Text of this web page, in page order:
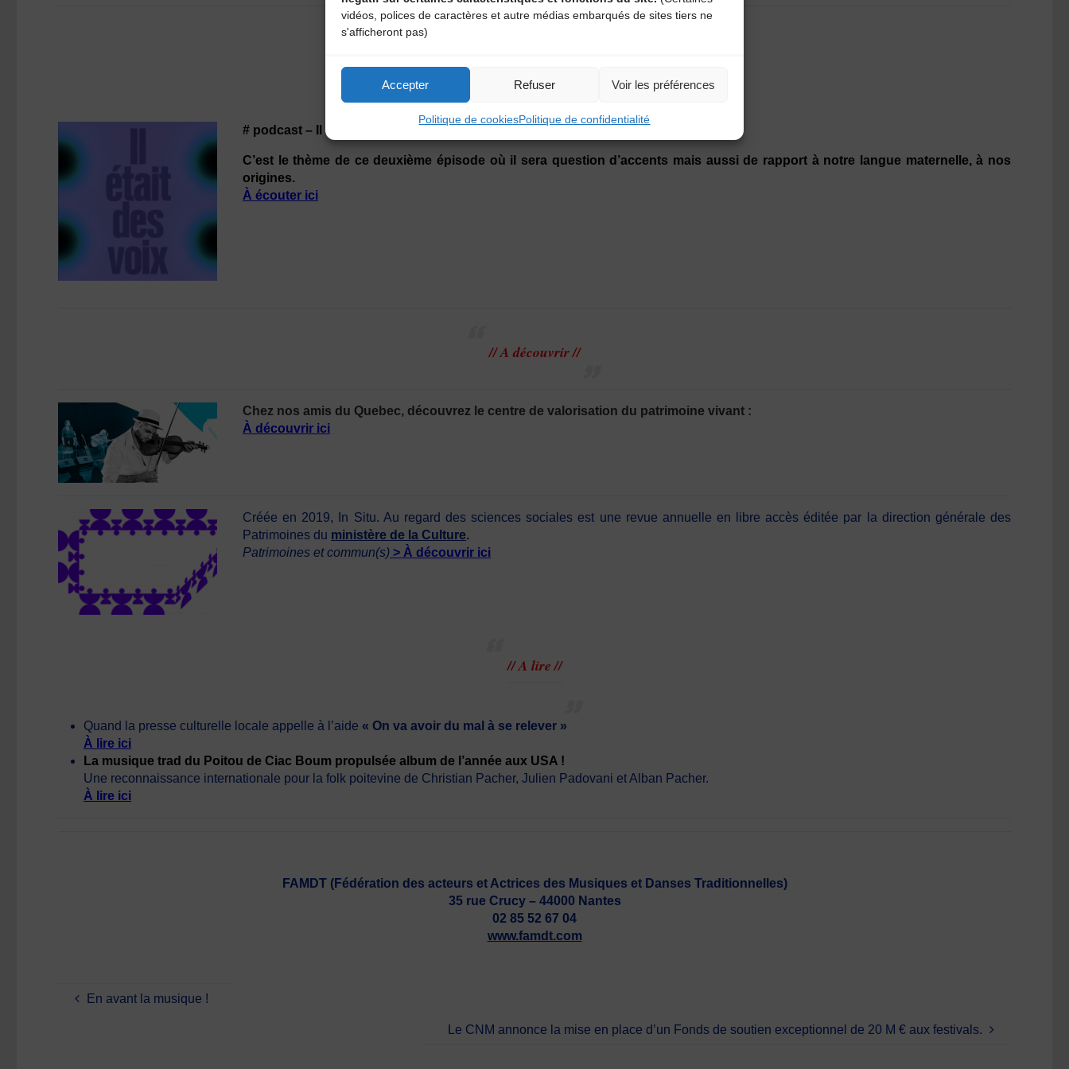
vidéos, polices de caractères et autre médias embarqués de sites tiers ne
s'afficheront pas)
Accepter Refuser Voir les préférences
Politique de cookiesPolitique de confidentialité
# podcast – Il était des voix – Voix d’ici et d’ailleurs –
C’est le thème de ce deuxième épisode où il sera question d’accents mais aussi de rapport à notre langue maternelle, à nos
origines.
À écouter ici
// A découvrir //
Chez nos amis du Quebec, découvrez le centre de valorisation du patrimoine vivant :
À découvrir ici
Créée en 2019, In Situ. Au regard des sciences sociales est une revue annuelle en libre accès éditée par la direction générale des
Patrimoines du ministère de la Culture.
Patrimoines et commun(s) > À découvrir ici
// A lire //
Quand la presse culturelle locale appelle à l’aide « On va avoir du mal à se relever »
À lire ici
La musique trad du Poitou de Ciac Boum propulsée album de l’année aux USA !
Une reconnaissance internationale pour la folk poitevine de Christian Pacher, Julien Padovani et Alban Pacher.
À lire ici
FAMDT (Fédération des acteurs et Actrices des Musiques et Danses Traditionnelles)
35 rue Crucy – 44000 Nantes
02 85 52 67 04
www.famdt.com
En avant la musique !
Le CNM annonce la mise en place d’un Fonds de soutien exceptionnel de 20 M € aux festivals.